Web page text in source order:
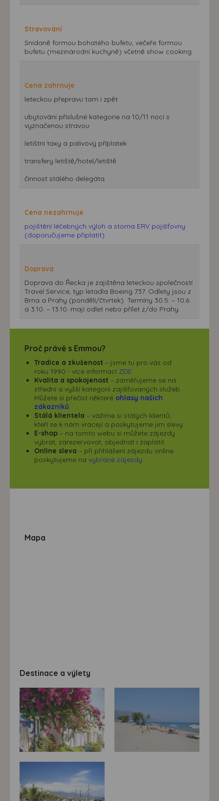
Stravování
Snídaně formou bohatého bufetu, večeře formou
bufetu (mezinárodní kuchyně) včetně show cooking.
Cena zahrnuje
leteckou přepravu tam i zpět
ubytování příslušné kategorie na 10/11 nocí s
vyznačenou stravou
letištní taxy a palivový příplatek
transfery letiště/hotel/letiště
činnost stálého delegáta
Cena nezahrnuje
pojištění léčebných výloh a storna ERV pojišťovny
(doporučujeme připlatit)
Doprava
Doprava do Řecka je zajištěna leteckou společností
Travel Service, typ letadla Boeing 737. Odlety jsou z
Brna a Prahy (pondělí/čtvrtek). Termíny 30.5. – 10.6.
a 3.10. – 13.10. mají odlet nebo přílet z/do Prahy.
Proč právě s Emmou?
Tradice a zkušenost – jsme tu pro vás od
roku 1990 - více informací ZDE
Kvalita a spokojenost – zaměřujeme se na
střední a vyšší kategorii zajišťovaných služeb.
Můžete si přečíst některé ohlasy našich
zákazníků.
Stálá klientela – vážíme si stálých klientů,
kteří se k nám vracejí a poskytujeme jim slevy
E-shop – na tomto webu si můžete zájezdy
vybrat, zarezervovat, objednat i zaplatit
Online sleva – při přihlášení zájezdu online
poskytujeme na vybrané zájezdy
Mapa
Destinace a výlety